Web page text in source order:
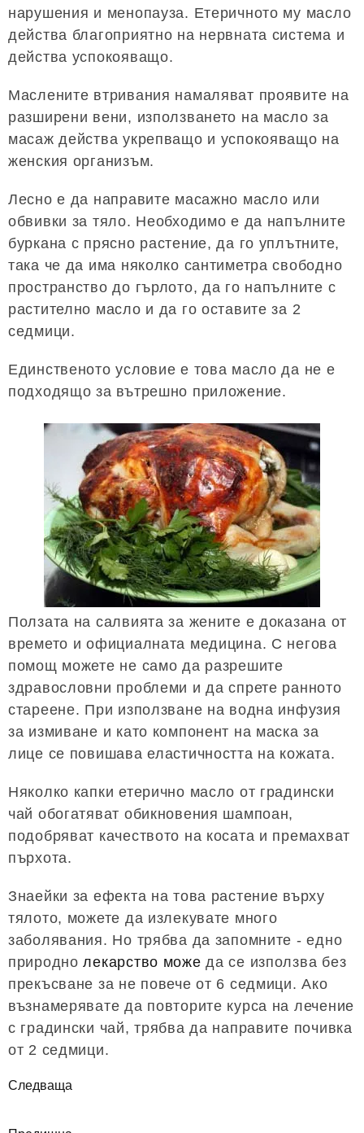
нарушения и менопауза. Етеричното му масло
действа благоприятно на нервната система и
действа успокояващо.
Маслените втривания намаляват проявите на
разширени вени, използването на масло за
масаж действа укрепващо и успокояващо на
женския организъм.
Лесно е да направите масажно масло или
обвивки за тяло. Необходимо е да напълните
буркана с прясно растение, да го уплътните,
така че да има няколко сантиметра свободно
пространство до гърлото, да го напълните с
растително масло и да го оставите за 2
седмици.
Единственото условие е това масло да не е
подходящо за вътрешно приложение.
Ползата на салвията за жените е доказана от
времето и официалната медицина. С негова
помощ можете не само да разрешите
здравословни проблеми и да спрете ранното
стареене. При използване на водна инфузия
за измиване и като компонент на маска за
лице се повишава еластичността на кожата.
Няколко капки етерично масло от градински
чай обогатяват обикновения шампоан,
подобряват качеството на косата и премахват
пърхота.
Знаейки за ефекта на това растение върху
тялото, можете да излекувате много
заболявания. Но трябва да запомните - едно
природнолекарство може да се използва без
прекъсване за не повече от 6 седмици. Ако
възнамерявате да повторите курса на лечение
с градински чай, трябва да направите почивка
от 2 седмици.
Следваща